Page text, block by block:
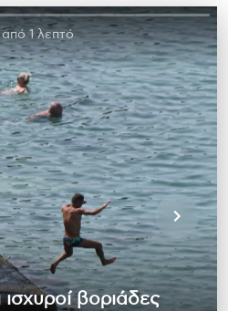
από 1 λεπτό
βοριάδες